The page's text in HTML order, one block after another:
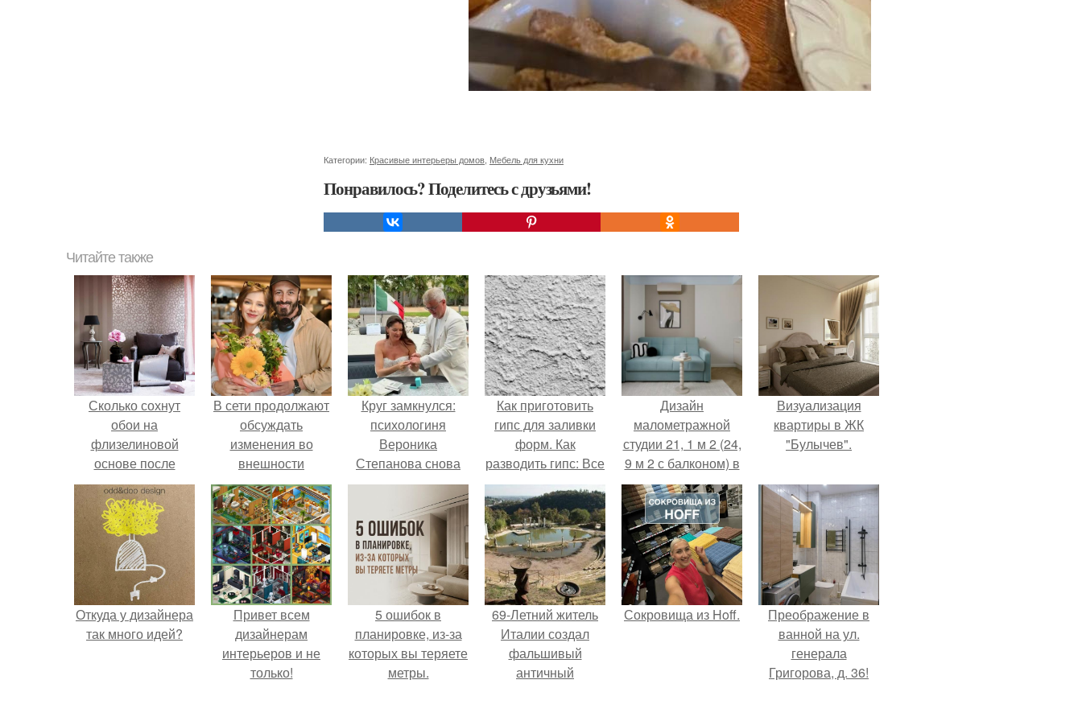
Категории: Красивые интерьеры домов Мебель для кухни
Понравилось? Поделитесь с друзьями!
Читайте также
Сколько сохнут
обои на
флизелиновой
основе после
поклейки. Когда
высохнет клей?
В сети продолжают
обсуждать
изменения во
внешности
актрисы.
Круг замкнулся:
психологиня
Вероника
Степанова снова
вышла замуж за
собственного
бывшего мужа.
Как приготовить
гипс для заливки
форм. Как
разводить гипс: Все
о приготовлении
идеального
раствора
Дизайн
малометражной
студии 21, 1 м 2 (24,
9 м 2 с балконом) в
Краснодаре.
Визуализация
квартиры в ЖК
"Булычев".
Откуда у дизайнера
так много идей?
Привет всем
дизайнерам
интерьеров и не
только!
5 ошибок в
планировке, из-за
которых вы теряете
метры.
69-Летний житель
Италии создал
фальшивый
античный
Сокровища из Hoff.
Преображение в
ванной на ул.
генерала
Григорова, д. 36!